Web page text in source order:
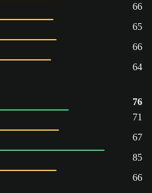
66
65
66
64
76
71
67
85
66